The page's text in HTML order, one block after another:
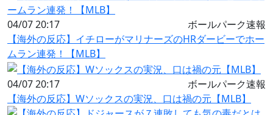
04/07 20:17
ボールパーク速報
【海外の反応】イチローがマリナーズのHRダービーでホー
ムラン連発！【MLB】
04/07 20:17
ボールパーク速報
【海外の反応】Wソックスの実況、口は禍の元【MLB】